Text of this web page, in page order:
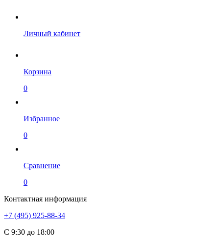
Личный кабинет
Корзина
0
Избранное
0
Сравнение
0
Контактная информация
+7 (495) 925-88-34
С 9:30 до 18:00